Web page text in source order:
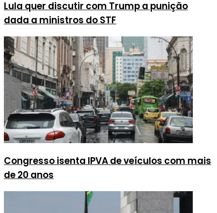
Lula quer discutir com Trump a punição
dada a ministros do STF
Congresso isenta IPVA de veículos com mais
de 20 anos